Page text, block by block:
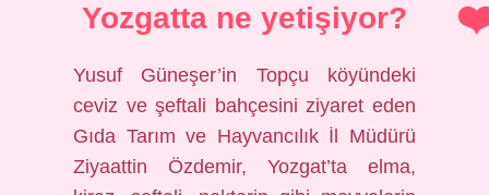
Yozgatta ne yetişiyor?
Yusuf Güneşer’in Topçu köyündeki
ceviz ve şeftali bahçesini ziyaret eden
Gıda Tarım ve Hayvancılık İl Müdürü
Ziyaattin Özdemir, Yozgat’ta elma,